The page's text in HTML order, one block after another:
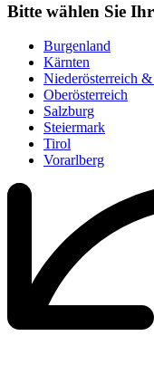
Bitte wählen Sie
Burgenland
Kärnten
Niederösterreich
Oberösterreich
Salzburg
Steiermark
Tirol
Vorarlberg